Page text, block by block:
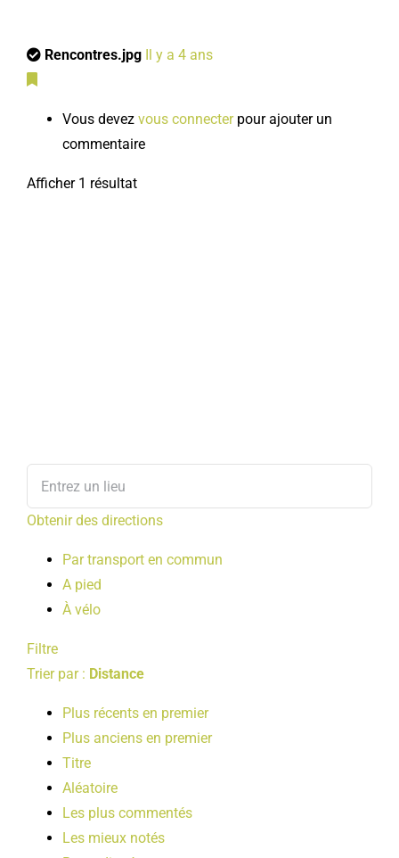
Rencontres.jpg Il y a 4 ans
Vous devez vous connecterpour ajouter un
commentaire
Afficher 1 résultat
Obtenir des directions
Par transport en commun
A pied
À vélo
Filtre
Trier par : Distance
Plus récents en premier
Plus anciens en premier
Titre
Aléatoire
Les plus commentés
Les mieux notés